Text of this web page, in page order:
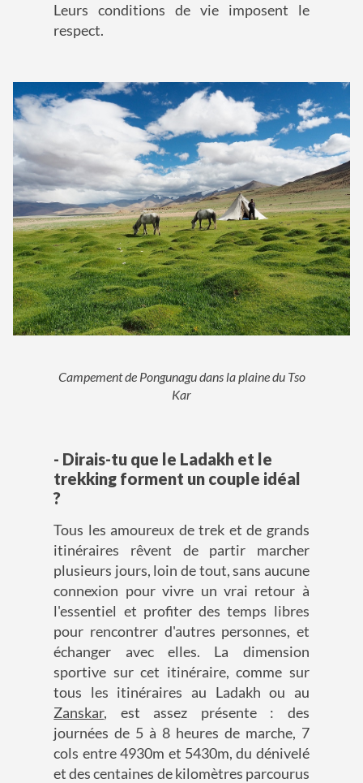
Leurs conditions de vie imposent le
respect.
Campement de Pongunagu dans la plaine du Tso
Kar
- Dirais-tu que le Ladakh et le
trekking forment un couple idéal
?
Tous les amoureux de trek et de grands
itinéraires rêvent de partir marcher
plusieurs jours, loin de tout, sans aucune
connexion pour vivre un vrai retour à
l'essentiel et profiter des temps libres
pour rencontrer d'autres personnes, et
échanger avec elles. La dimension
sportive sur cet itinéraire, comme sur
tous les itinéraires au Ladakh ou au
Zanskar, est assez présente : des
journées de 5 à 8 heures de marche, 7
cols entre 4930m et 5430m, du dénivelé
et des centaines de kilomètres parcourus